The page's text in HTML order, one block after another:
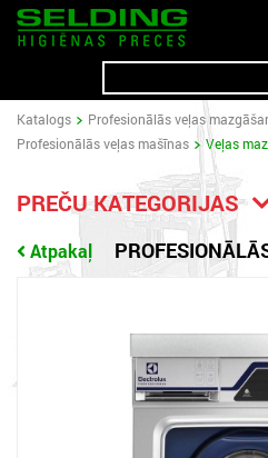
Katalogs
Profesionālās veļas
Profesionālās veļas mašīnas
Veļas
PREČU KATEGORIJAS
Atpakaļ